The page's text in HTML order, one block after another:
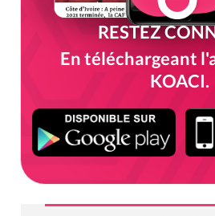
RESTEZ
En téléchargeant
KOACI.